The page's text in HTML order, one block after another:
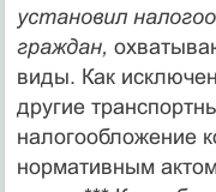
установил
граждан,
виды. Как
другие
налогообложение
нормативным